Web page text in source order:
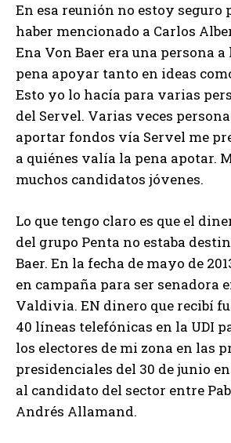
En esa reunión no estoy seguro
haber mencionado a Carlos
Ena Von Baer era una persona
pena apoyar tanto en ideas
Esto yo lo hacía para varias
del Servel. Varias veces
aportar fondos vía Servel me
a quiénes valía la pena apotar.
muchos candidatos jóvenes.
Lo que tengo claro es que el
del grupo Penta no estaba
Baer. En la fecha de mayo de
en campaña para ser senadora
Valdivia. EN dinero que recibí
40 líneas telefónicas en la UDI
los electores de mi zona en las
presidenciales del 30 de junio
al candidato del sector entre
Andrés Allamand.